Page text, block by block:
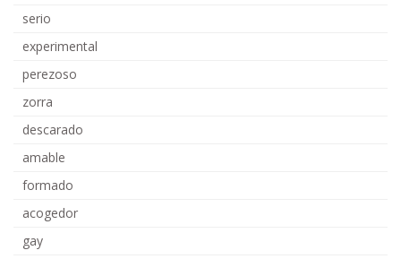
serio
experimental
perezoso
zorra
descarado
amable
formado
acogedor
gay